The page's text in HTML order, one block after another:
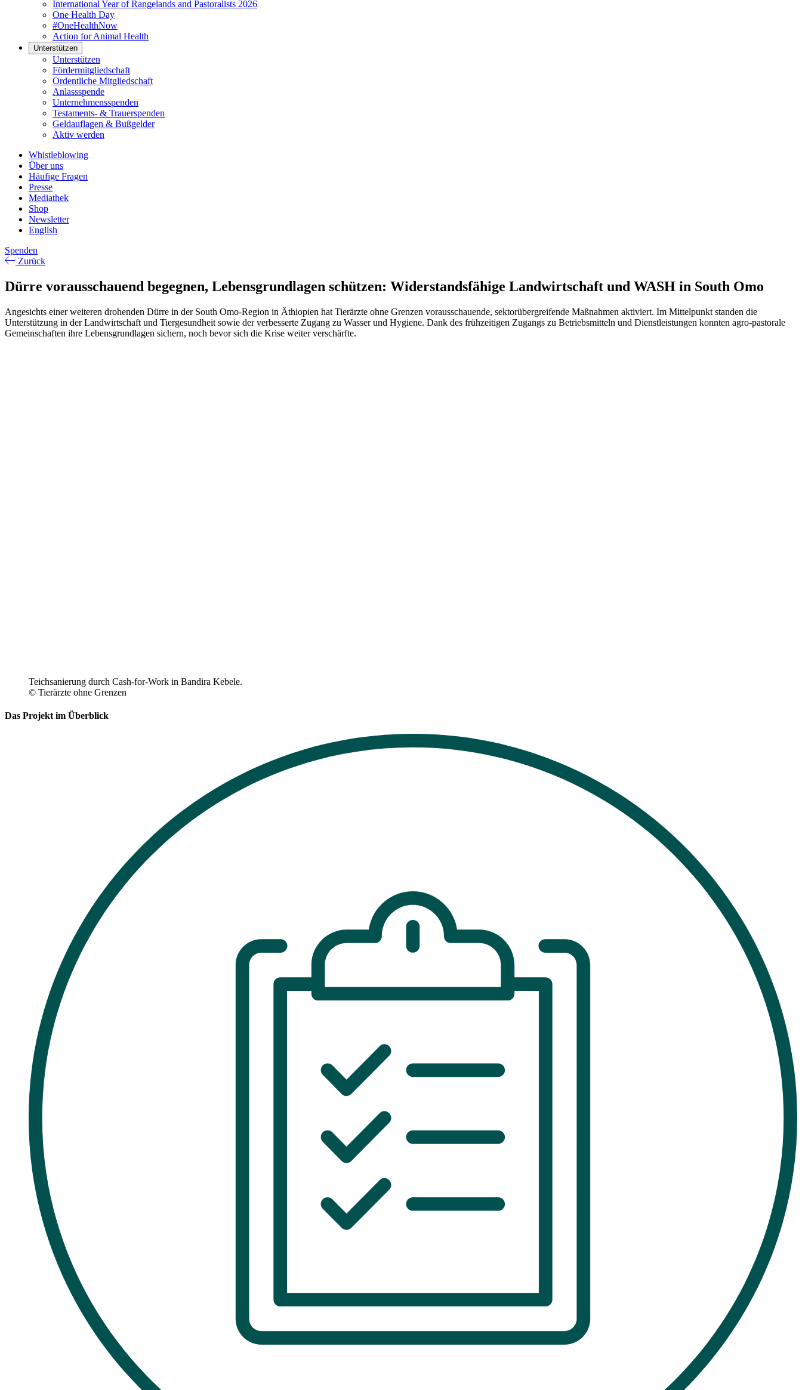
International Year of Rangelands and Pastoralists 2026
One Health Day
#OneHealthNow
Action for Animal Health
Unterstützen
Unterstützen
Fördermitgliedschaft
Ordentliche Mitgliedschaft
Anlassspende
Unternehmensspenden
Testaments- & Trauerspenden
Geldauflagen & Bußgelder
Aktiv werden
Whistleblowing
Über uns
Häufige Fragen
Presse
Mediathek
Shop
Newsletter
English
Spenden
Zurück
Dürre vorausschauend begegnen, Lebensgrundlagen schützen: Widerstandsfähige Landwirtschaft und WASH in South Omo
Angesichts einer weiteren drohenden Dürre in der South Omo-Region in Äthiopien hat Tierärzte ohne Grenzen vorausschauende, sektorübergreifende Maßnahmen aktiviert. Im Mittelpunkt standen die
Unterstützung in der Landwirtschaft und Tiergesundheit sowie der verbesserte Zugang zu Wasser und Hygiene. Dank des frühzeitigen Zugangs zu Betriebsmitteln und Dienstleistungen konnten agro-pastorale
Gemeinschaften ihre Lebensgrundlagen sichern, noch bevor sich die Krise weiter verschärfte.
Teichsanierung durch Cash-for-Work in Bandira Kebele.
© Tierärzte ohne Grenzen
Das Projekt im Überblick